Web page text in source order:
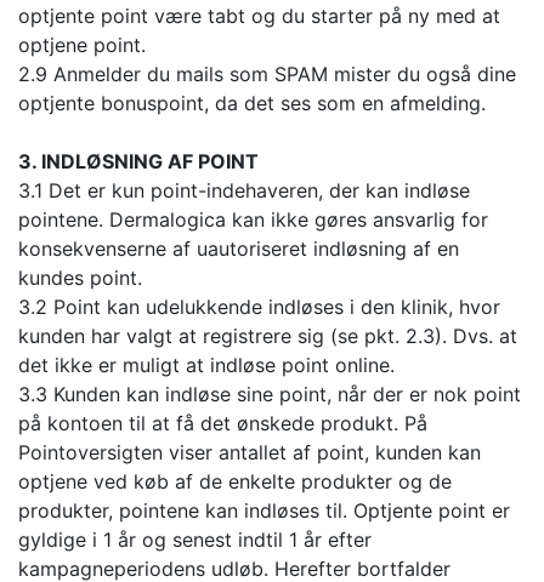
optjente point være tabt og du starter på ny med at
optjene point.
2.9 Anmelder du mails som SPAM mister du også dine
optjente bonuspoint, da det ses som en afmelding.
3. INDLØSNING AF POINT
3.1 Det er kun point-indehaveren, der kan indløse
pointene. Dermalogica kan ikke gøres ansvarlig for
konsekvenserne af uautoriseret indløsning af en
kundes point.
3.2 Point kan udelukkende indløses i den klinik, hvor
kunden har valgt at registrere sig (se pkt. 2.3). Dvs. at
det ikke er muligt at indløse point online.
3.3 Kunden kan indløse sine point, når der er nok point
på kontoen til at få det ønskede produkt. På
Pointoversigten viser antallet af point, kunden kan
optjene ved køb af de enkelte produkter og de
produkter, pointene kan indløses til. Optjente point er
gyldige i 1 år og senest indtil 1 år efter
kampagneperiodens udløb. Herefter bortfalder